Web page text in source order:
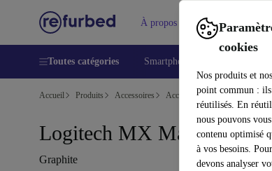
cookies
Nos produits et
point commun :
réutilisés. En
nous pouvons
contenu optimisé
à vos besoins.
devons analyser
À propos Aide
Toutes catégories Smartphones
Accueil Produits Accessoires Accessoires Ordinateur
Logitech MX Master 3
Graphite